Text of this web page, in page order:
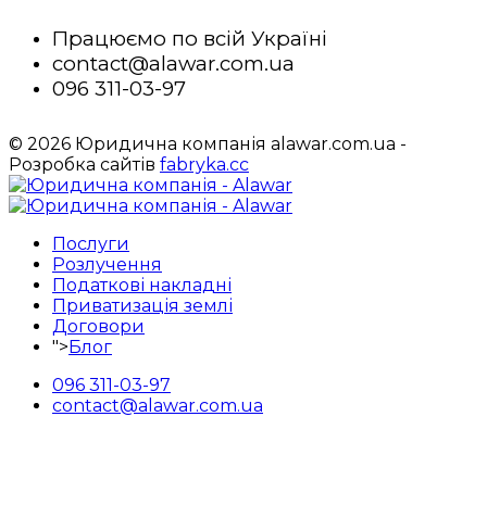
Працюємо по всій Україні
contact@alawar.com.ua
096 311-03-97
© 2026 Юридична компанія alawar.com.ua -
Розробка сайтів fabryka.cc
Послуги
Розлучення
Податкові накладні
Приватизація землі
Договори
">Блог
096 311-03-97
contact@alawar.com.ua